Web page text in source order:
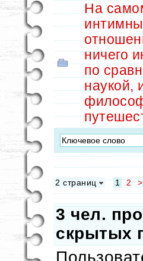
На
ничего
по
наукой,
2 страниц 1 2 >
3 чел.
скрытых